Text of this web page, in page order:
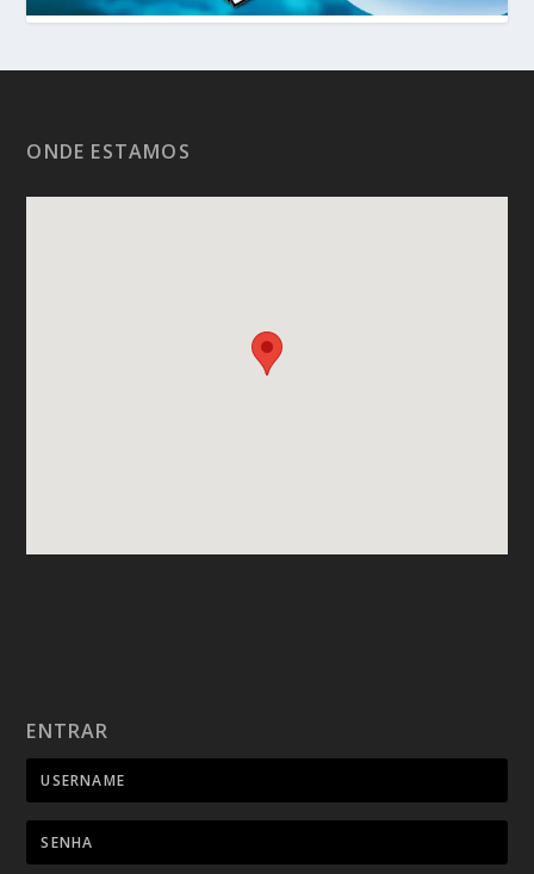
ONDE ESTAMOS
ENTRAR